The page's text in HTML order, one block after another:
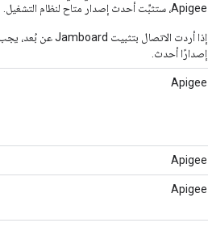
Apigee، ستثبِّت أحدث إصدار متاح لنظام التشغيل.
إصدارًا أحدث.
Apigee
Apigee
Apigee